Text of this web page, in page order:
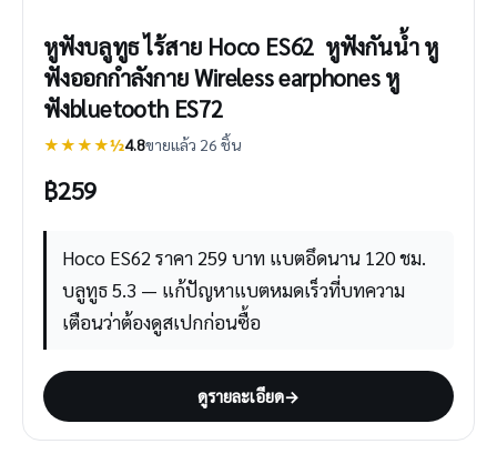
หูฟังบลูทูธ ไร้สาย Hoco ES62 ​ หูฟังกันน้ํา หู
ฟังออกกําลังกาย Wireless earphones หู
ฟังbluetooth ES72
★★★★½4.8ขายแล้ว 26 ชิ้น
฿259
Hoco ES62 ราคา 259 บาท แบตอึดนาน 120 ชม.
บลูทูธ 5.3 — แก้ปัญหาแบตหมดเร็วที่บทความ
เตือนว่าต้องดูสเปกก่อนซื้อ
ดูรายละเอียด→